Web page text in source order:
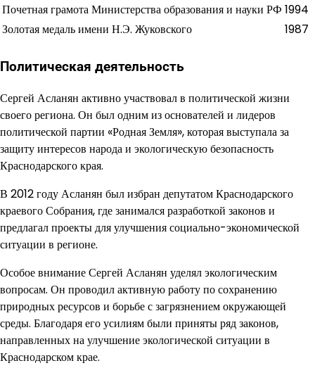
Почетная грамота Министерства образования и науки РФ 1994
Золотая медаль имени Н.Э. Жуковского
1987
Политическая деятельность
Сергей Асланян активно участвовал в политической жизни
своего региона. Он был одним из основателей и лидеров
политической партии «Родная Земля», которая выступала за
защиту интересов народа и экологическую безопасность
Краснодарского края.
В 2012 году Асланян был избран депутатом Краснодарского
краевого Собрания, где занимался разработкой законов и
предлагал проекты для улучшения социально-экономической
ситуации в регионе.
Особое внимание Сергей Асланян уделял экологическим
вопросам. Он проводил активную работу по сохранению
природных ресурсов и борьбе с загрязнением окружающей
среды. Благодаря его усилиям были приняты ряд законов,
направленных на улучшение экологической ситуации в
Краснодарском крае.